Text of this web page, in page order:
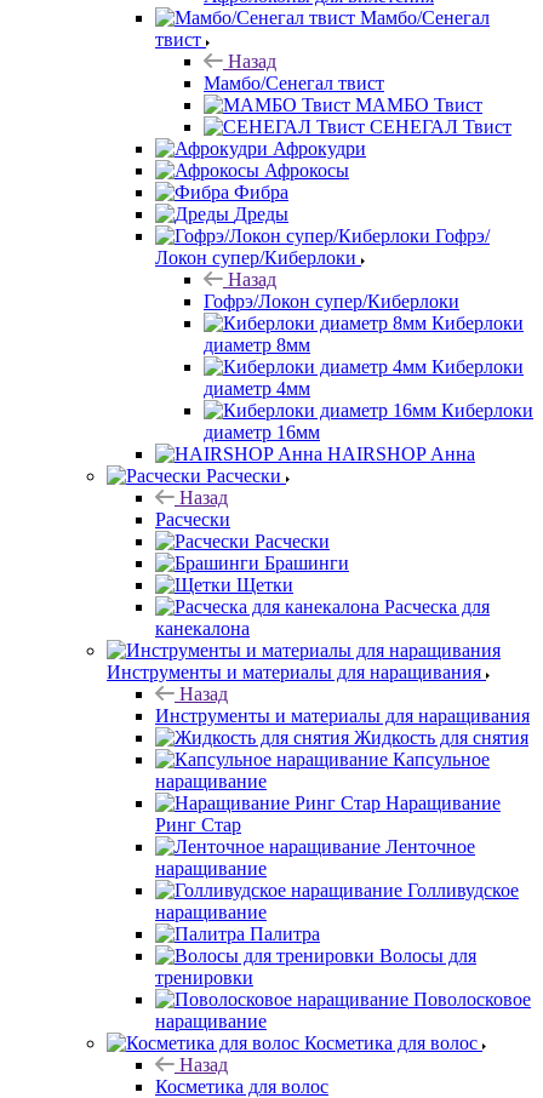
Мамбо/Сенегал
твист
Назад
Мамбо/Сенегал твист
МАМБО Твист
СЕНЕГАЛ Твист
Афрокудри
Афрокосы
Фибра
Дреды
Гофрэ/
Локон супер/Киберлоки
Назад
Гофрэ/Локон супер/Киберлоки
Киберлоки
диаметр 8мм
Киберлоки
диаметр 4мм
Киберлоки
диаметр 16мм
HAIRSHOP Анна
Расчески
Назад
Расчески
Расчески
Брашинги
Щетки
Расческа для
канекалона
Инструменты и материалы для наращивания
Назад
Инструменты и материалы для наращивания
Жидкость для снятия
Капсульное
наращивание
Наращивание
Ринг Стар
Ленточное
наращивание
Голливудское
наращивание
Палитра
Волосы для
тренировки
Поволосковое
наращивание
Косметика для волос
Назад
Косметика для волос